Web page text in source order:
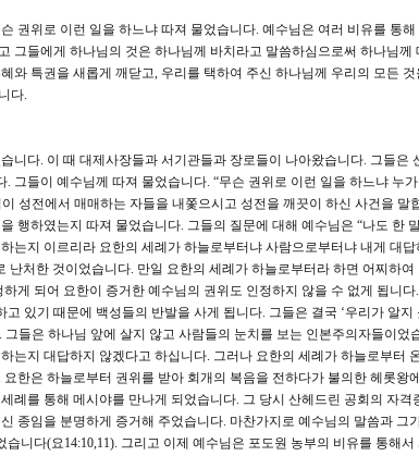
권위로 이런 일을 하느냐 따져 물었습니다. 예수님은 여러 비유를 통해
그들에게 하나님의 것은 하나님께 바치라고 말씀하심으로써 하나님께
와 특권을 새롭게 깨닫고, 우리를 택하여 주신 하나님께 우리의 모든 것
다.
니다. 이 때 대제사장들과 서기관들과 장로들이 나아왔습니다. 그들은
그들이 예수님께 따져 물었습니다. “무슨 권위로 이런 일을 하느냐 누가
성전에서 매매하는 자들을 내쫓으시고 성전을 깨끗이 하신 사건을 말
행하였는지 따져 물었습니다. 그들의 질문에 대해 예수님은 “나도 한
는지 이르리라 요한의 세례가 하늘로부터냐 사람으로부터냐 내게 대답
처한 것이었습니다. 만일 요한의 세례가 하늘로부터라 하면 어찌하여
게 되어 요한이 증거한 예수님의 권위도 인정하지 않을 수 없게 됩니다
있기 때문에 백성들의 반발을 사게 됩니다. 그들은 결국 ‘우리가 알지
들은 하나님 앞에 살지 않고 사람들의 눈치를 보는 인본주의자들이었
는지 대답하지 않겠다고 하십니다. 그러나 요한의 세례가 하늘로부터
한은 하늘로부터 권위를 받아 회개의 복음을 전하다가 불의한 헤롯왕
례를 통해 메시야를 만나게 되었습니다. 그 당시 산헤드린 공회의 자격
종임을 분명하게 증거해 주었습니다. 마찬가지로 예수님의 말씀과 그
니다(요14:10,11). 그리고 이제 예수님은 포도원 농부의 비유를 통해서